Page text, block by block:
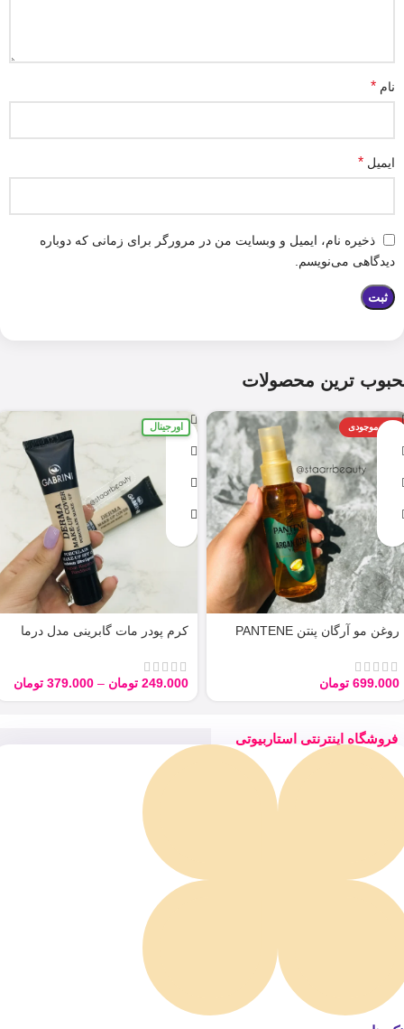
نام *
ایمیل *
ذخیره نام، ایمیل و وبسایت من در مرورگر برای زمانی که دوباره
دیدگاهی می‌نویسم.
ترین محصولات
اتمام موجودی
روغن مو آرگان پنتن PANTENE
699.000 تومان
اورجینال
کرم پودر مات گابرینی مدل درما
249.000 تومان –
379.000 تومان
فروشگاه اینترنتی استاربیوتی